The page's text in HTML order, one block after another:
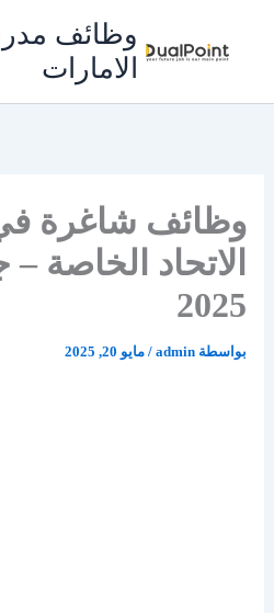
وظائف
الامارات
وظائف شاغرة
الاتحاد الخاصة
2025
بواسطة admin
/ مايو 20, 2025